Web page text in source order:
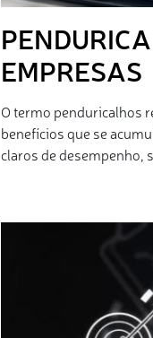
EMPRESAS
O termo penduricalhos
benefícios que se
claros de desempenho,